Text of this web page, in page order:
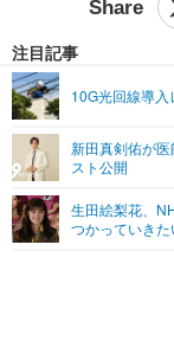
ショッピン
エンタメ
グラビア
ショッピン
ライフTOP
その他
リリース一覧
プッシュ通知の停止
注目記事
10G光回線導入
新田真剣佑が
スト公開
生田絵梨花、
つかっていきた